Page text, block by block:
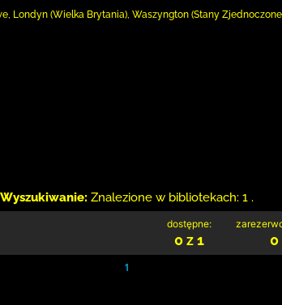
Londyn (Wielka Brytania), Waszyngton (Stany
Wyszukiwanie: Znalezione w bibliotekach: 1 .
dostępne:
0 z 1 0
1